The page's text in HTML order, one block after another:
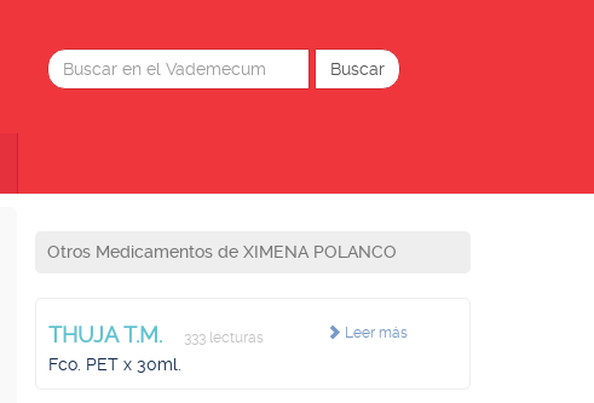
Otros Medicamentos de XIMENA POLANCO
Leer más
THUJA T.M. 333 lecturas
Fco. PET x 30ml.